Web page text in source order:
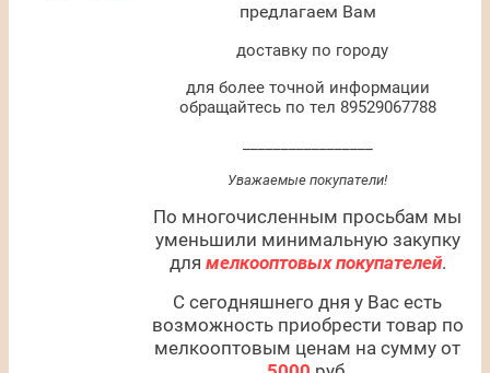
предлагаем Вам
доставку по городу
для более точной информации
обращайтесь по тел 89529067788
Уважаемые покупатели!
По многочисленным просьбам мы
уменьшили минимальную закупку
для мелкооптовых покупателей.
С сегодняшнего дня у Вас есть
возможность приобрести товар по
мелкооптовым ценам на сумму от